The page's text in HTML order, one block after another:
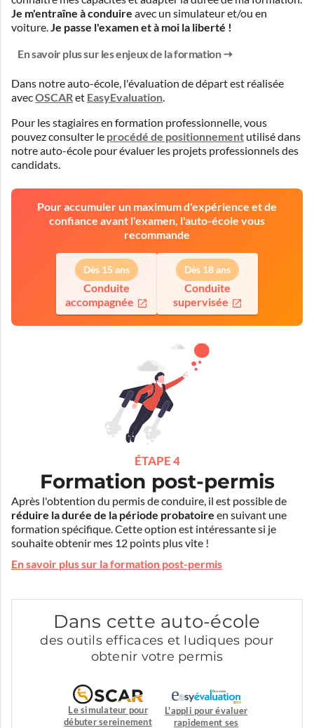
Je m'entraîne à conduire avec un simulateur et/ou en
voiture.Je passe l'examen et à moi la liberté !
En savoir plus sur les enjeux de la formation
Dans notre auto-école, l'évaluation de départ est réalisée
avecOSCARet EasyEvaluation.
Pour les stagiaires en formation professionnelle, vous
pouvez consulter le procédé de positionnement utilisé dans
notre auto-école pour évaluer les projets professionnels des
candidats.
Pour accumuler un maximum d'expérience et de
confiance avant l'examen, l'auto-école vous
recommande
Dès 15 ans
Conduite
accompagnée
Dès 18 ans
Conduite
supervisée
ÉTAPE 4
Formation post-permis
Après l'obtention du permis de conduire, il est possible de
réduire la durée de la période probatoire en suivant une
formation spécifique. Cette option est intéressante si je
souhaite obtenir mes 12 points plus vite !
En savoir plus sur la formation post-permis
Dans cette auto-école
des outils efficaces et ludiques pour
obtenir votre permis
Le simulateur pour
débuter sereinement
L'appli pour évaluer
rapidement ses